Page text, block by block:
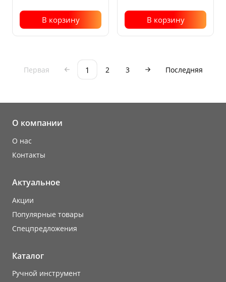
В корзину В корзину
Первая 1 2 3 Последняя
О компании
О нас
Контакты
Актуальное
Акции
Популярные товары
Cпецпредложения
Каталог
Ручной инструмент